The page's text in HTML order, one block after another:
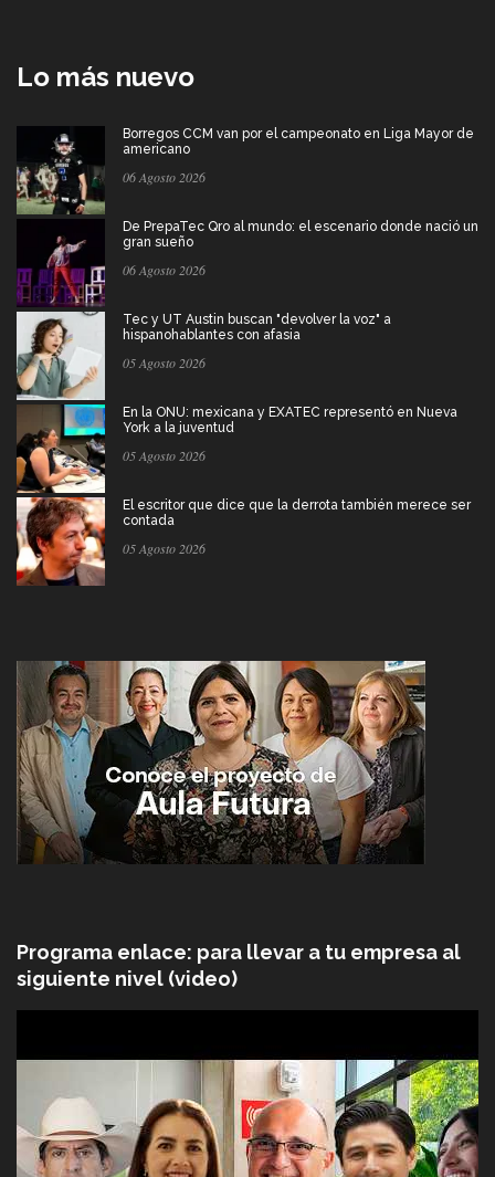
Lo más nuevo
Borregos CCM van por el campeonato en Liga Mayor de
americano
06 Agosto 2026
De PrepaTec Qro al mundo: el escenario donde nació un
gran sueño
06 Agosto 2026
Tec y UT Austin buscan "devolver la voz" a
hispanohablantes con afasia
05 Agosto 2026
En la ONU: mexicana y EXATEC representó en Nueva
York a la juventud
05 Agosto 2026
El escritor que dice que la derrota también merece ser
contada
05 Agosto 2026
Programa enlace: para llevar a tu empresa al
siguiente nivel (video)